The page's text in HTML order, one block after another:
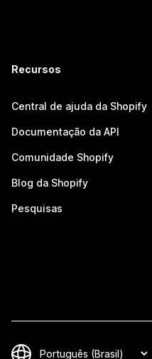
Recursos
Central de ajuda da Shopify
Documentação da API
Comunidade Shopify
Blog da Shopify
Pesquisas